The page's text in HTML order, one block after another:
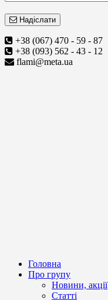
Надіслати
+38 (067) 470 - 59 - 87
+38 (093) 562 - 43 - 12
flami@meta.ua
Головна
Про групу
Новини, акції
Статті